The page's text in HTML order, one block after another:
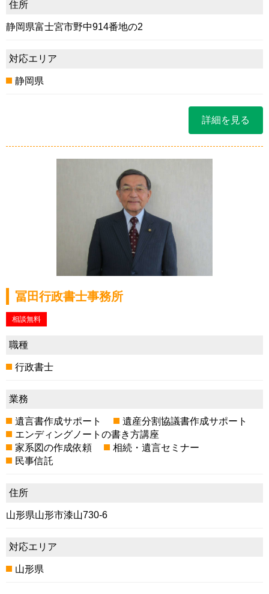
住所
静岡県富士宮市野中914番地の2
対応エリア
静岡県
詳細を見る
冨田行政書士事務所
相談無料
職種
行政書士
業務
遺言書作成サポート
遺産分割協議書作成サポート
エンディングノートの書き方講座
家系図の作成依頼
相続・遺言セミナー
民事信託
住所
山形県山形市漆山730-6
対応エリア
山形県